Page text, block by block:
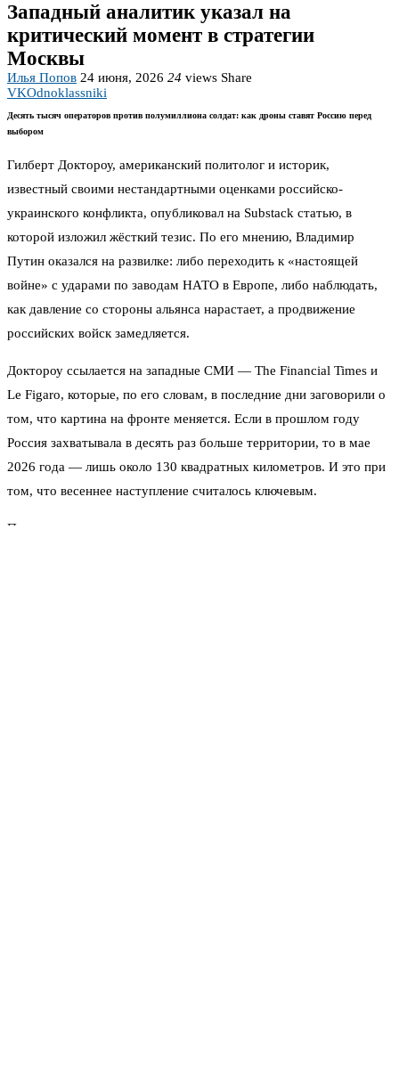
Западный аналитик указал на
критический момент в стратегии
Москвы
Илья Попов 24 июня, 2026 24 views Share
VKOdnoklassniki
Десять тысяч операторов против полумиллиона солдат: как дроны ставят Россию перед
выбором
Гилберт Доктороу, американский политолог и историк,
известный своими нестандартными оценками российско-
украинского конфликта, опубликовал на Substack статью, в
которой изложил жёсткий тезис. По его мнению, Владимир
Путин оказался на развилке: либо переходить к «настоящей
войне» с ударами по заводам НАТО в Европе, либо наблюдать,
как давление со стороны альянса нарастает, а продвижение
российских войск замедляется.
Доктороу ссылается на западные СМИ — The Financial Times и
Le Figaro, которые, по его словам, в последние дни заговорили о
том, что картина на фронте меняется. Если в прошлом году
Россия захватывала в десять раз больше территории, то в мае
2026 года — лишь около 130 квадратных километров. И это при
том, что весеннее наступление считалось ключевым.
Причину аналитик видит в тотальном доминировании